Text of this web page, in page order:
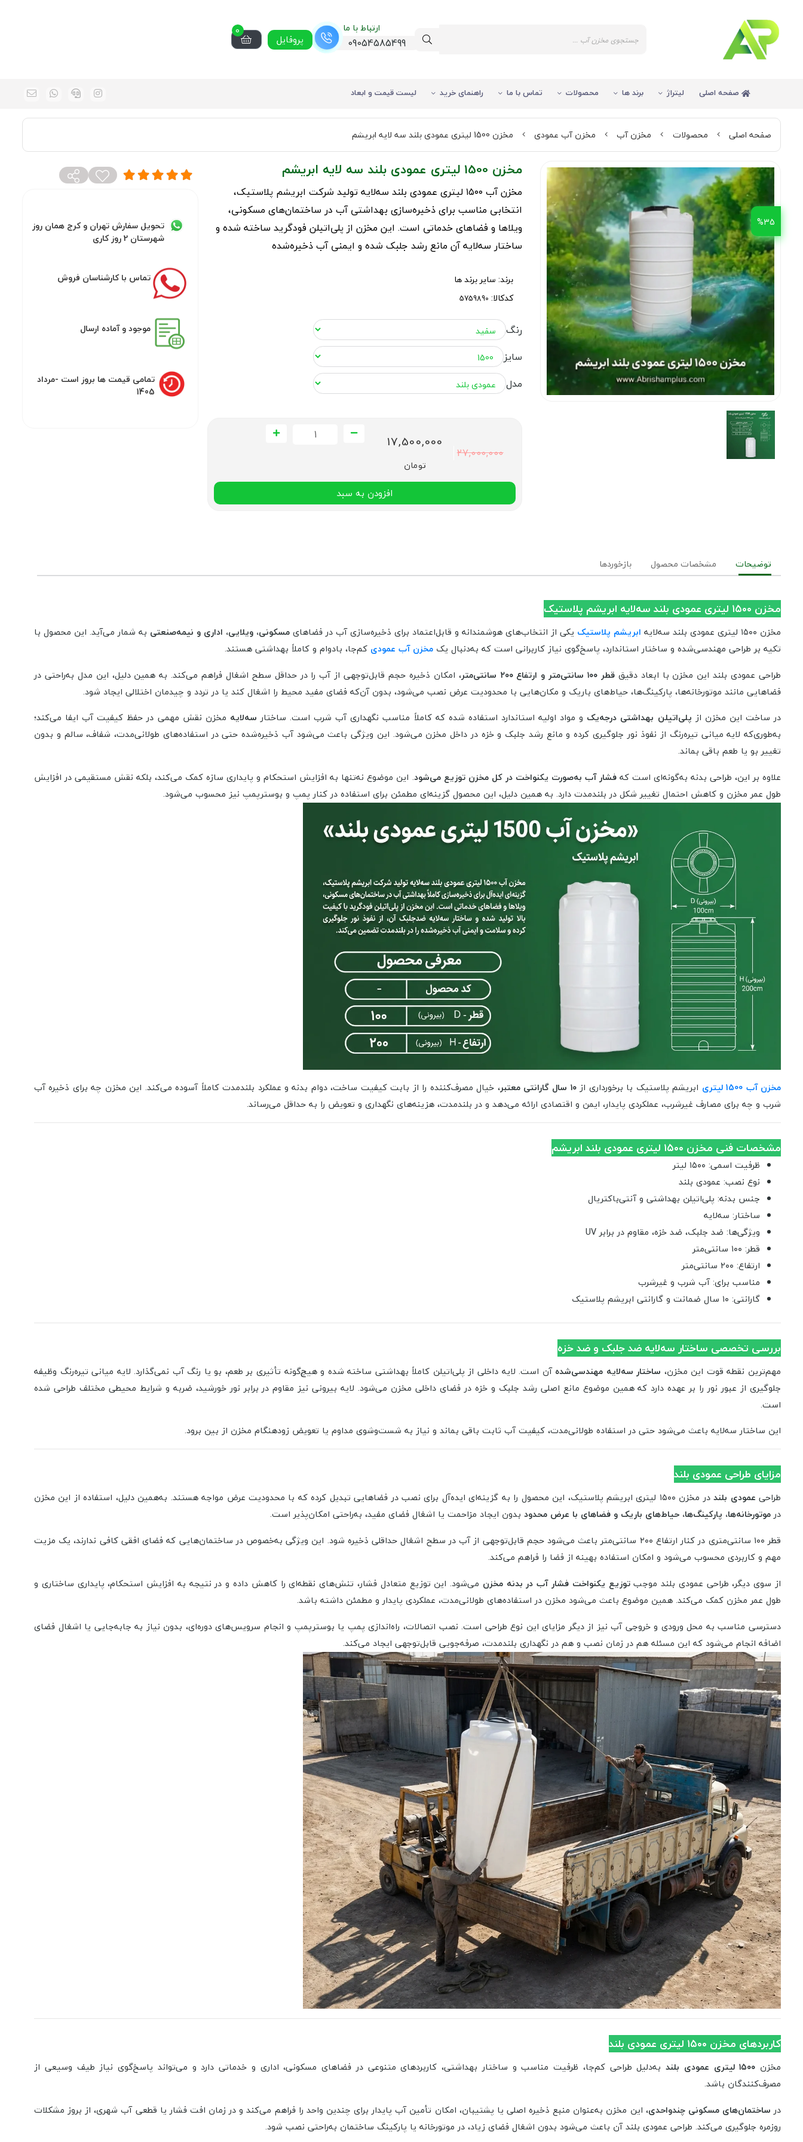
ارتباط با ما
09054585499 پروفایل
0
صفحه اصلی لیتراژ برند ها محصولات تماس با ما راهنمای خرید لیست قیمت و ابعاد
صفحه اصلی محصولات مخزن آب مخزن آب عمودی مخزن 1500 لیتری عمودی بلند سه لایه ابریشم
%35
مخزن 1500 لیتری عمودی بلند سه لایه ابریشم
مخزن آب ۱۵۰۰ لیتری عمودی بلند سه‌لایه تولید شرکت ابریشم پلاستیک،
انتخابی مناسب برای ذخیره‌سازی بهداشتی آب در ساختمان‌های مسکونی،
ویلاها و فضاهای خدماتی است. این مخزن از پلی‌اتیلن فودگرید ساخته شده و
ساختار سه‌لایه آن مانع رشد جلبک شده و ایمنی آب ذخیره‌شده
برند: سایر برند ها
کدکالا:
رنگ
سایز
مدل
27,000,000
17,500,000
تومان
افزودن به سبد
تحویل سفارش تهران و کرج همان روز
شهرستان 2 روز کاری
تماس با کارشناسان فروش
موجود و آماده ارسال
تمامی قیمت ها بروز است -مرداد
1405
توضیحات مشخصات محصول بازخوردها
مخزن ۱۵۰۰ لیتری عمودی بلند سه‌لایه ابریشم پلاستیک
مخزن ۱۵۰۰ لیتری عمودی بلند سه‌لایه ابریشم پلاستیک یکی از انتخاب‌های هوشمندانه و قابل‌اعتماد برای ذخیره‌سازی آب در فضاهای مسکونی، ویلایی، اداری و نیمه‌صنعتی به شمار می‌آید. این محصول با
تکیه بر طراحی مهندسی‌شده و ساختار استاندارد، پاسخ‌گوی نیاز کاربرانی است که به‌دنبال یک مخزن آب عمودی کم‌جا، بادوام و کاملاً بهداشتی هستند.
طراحی عمودی بلند این مخزن با ابعاد دقیققطر ۱۰۰ سانتی‌متر و ارتفاع ۲۰۰ سانتی‌متر
، امکان ذخیره حجم قابل‌توجهی از آب را در حداقل سطح اشغال فراهم می‌کند. به همین دلیل، این مدل به‌راحتی در
فضاهایی مانند موتورخانه‌ها، پارکینگ‌ها، حیاط‌های باریک و مکان‌هایی با محدودیت عرض نصب می‌شود، بدون آن‌که فضای مفید محیط را اشغال کند یا در تردد و چیدمان اختلالی ایجاد شود.
در ساخت این مخزن از پلی‌اتیلن بهداشتی درجه‌یک و مواد اولیه استاندارد استفاده شده که کاملاً مناسب نگهداری آب شرب است. ساختار سه‌لایه مخزن نقش مهمی در حفظ کیفیت آب ایفا می‌کند؛
به‌طوری‌که لایه میانی تیره‌رنگ از نفوذ نور جلوگیری کرده و مانع رشد جلبک و خزه در داخل مخزن می‌شود. این ویژگی باعث می‌شود آب ذخیره‌شده حتی در استفاده‌های طولانی‌مدت، شفاف، سالم و بدون
تغییر بو یا طعم باقی بماند.
علاوه بر این، طراحی بدنه به‌گونه‌ای است کهفشار آب به‌صورت یکنواخت در کل مخزن توزیع می‌شود. این موضوع نه‌تنها به افزایش استحکام و پایداری سازه کمک می‌کند، بلکه نقش مستقیمی در افزایش
طول عمر مخزن و کاهش احتمال تغییر شکل در بلندمدت دارد. به همین دلیل، این محصول گزینه‌ای مطمئن برای استفاده در کنار پمپ و بوسترپمپ نیز محسوب می‌شود.
مخزن آب 1500 لیتری ابریشم پلاستیک با برخورداری از۱۰ سال گارانتی معتبر
، خیال مصرف‌کننده را از بابت کیفیت ساخت، دوام بدنه و عملکرد بلندمدت کاملاً آسوده می‌کند. این مخزن چه برای ذخیره آب
شرب و چه برای مصارف غیرشرب، عملکردی پایدار، ایمن و اقتصادی ارائه می‌دهد و در بلندمدت، هزینه‌های نگهداری و تعویض را به حداقل می‌رساند.
مشخصات فنی مخزن ۱۵۰۰ لیتری عمودی بلند ابریشم
ظرفیت اسمی: ۱۵۰۰ لیتر
نوع نصب: عمودی بلند
جنس بدنه: پلی‌اتیلن بهداشتی و آنتی‌باکتریال
ساختار: سه‌لایه
ویژگی‌ها: ضد جلبک، ضد خزه، مقاوم در برابر UV
قطر: ۱۰۰ سانتی‌متر
ارتفاع: ۲۰۰ سانتی‌متر
مناسب برای: آب شرب و غیرشرب
گارانتی: ۱۰ سال ضمانت و گارانتی ابریشم پلاستیک
بررسی تخصصی ساختار سه‌لایه ضد جلبک و ضد خزه
مهم‌ترین نقطه قوت این مخزن، ساختار سه‌لایه مهندسی‌شده آن است. لایه داخلی از پلی‌اتیلن کاملاً بهداشتی ساخته شده و هیچ‌گونه تأثیری بر طعم، بو یا رنگ آب نمی‌گذارد. لایه میانی تیره‌رنگ وظیفه
جلوگیری از عبور نور را بر عهده دارد که همین موضوع مانع اصلی رشد جلبک و خزه در فضای داخلی مخزن می‌شود. لایه بیرونی نیز مقاوم در برابر نور خورشید، ضربه و شرایط محیطی مختلف طراحی شده
است.
این ساختار سه‌لایه باعث می‌شود حتی در استفاده طولانی‌مدت، کیفیت آب ثابت باقی بماند و نیاز به شست‌وشوی مداوم یا تعویض زودهنگام مخزن از بین برود.
مزایای طراحی عمودی بلند
طراحی عمودی بلند
در مخزن ۱۵۰۰ لیتری ابریشم پلاستیک، این محصول را به گزینه‌ای ایده‌آل برای نصب در فضاهایی تبدیل کرده که با محدودیت عرض مواجه هستند. به‌همین دلیل، استفاده از این مخزن
درموتورخانه‌ها، پارکینگ‌ها، حیاط‌های باریک و فضاهای با عرض محدود بدون ایجاد مزاحمت یا اشغال فضای مفید، به‌راحتی امکان‌پذیر است.
قطر ۱۰۰ سانتی‌متری در کنار ارتفاع ۲۰۰ سانتی‌متر باعث می‌شود حجم قابل‌توجهی از آب در سطح اشغال حداقلی ذخیره شود. این ویژگی به‌خصوص در ساختمان‌هایی که فضای افقی کافی ندارند، یک مزیت
مهم و کاربردی محسوب می‌شود و امکان استفاده بهینه از فضا را فراهم می‌کند.
از سوی دیگر، طراحی عمودی بلند موجبتوزیع یکنواخت فشار آب در بدنه مخزن می‌شود. این توزیع متعادل فشار، تنش‌های نقطه‌ای را کاهش داده و در نتیجه به افزایش استحکام، پایداری ساختاری و
طول عمر مخزن کمک می‌کند. همین موضوع باعث می‌شود مخزن در استفاده‌های طولانی‌مدت، عملکردی پایدار و مطمئن داشته باشد.
دسترسی مناسب به محل ورودی و خروجی آب نیز از دیگر مزایای این نوع طراحی است. نصب اتصالات، راه‌اندازی پمپ یا بوسترپمپ و انجام سرویس‌های دوره‌ای، بدون نیاز به جابه‌جایی یا اشغال فضای
اضافه انجام می‌شود که این مسئله هم در زمان نصب و هم در نگهداری بلندمدت، صرفه‌جویی قابل‌توجهی ایجاد می‌کند.
کاربردهای مخزن ۱۵۰۰ لیتری عمودی بلند
مخزن ۱۵۰۰ لیتری عمودی بلند
به‌دلیل طراحی کم‌جا، ظرفیت مناسب و ساختار بهداشتی، کاربردهای متنوعی در فضاهای مسکونی، اداری و خدماتی دارد و می‌تواند پاسخ‌گوی نیاز طیف وسیعی از
مصرف‌کنندگان باشد.
در ساختمان‌های مسکونی چندواحدی، این مخزن به‌عنوان منبع ذخیره اصلی یا پشتیبان، امکان تأمین آب پایدار برای چندین واحد را فراهم می‌کند و در زمان افت فشار یا قطعی آب شهری، از بروز مشکلات
روزمره جلوگیری می‌کند. طراحی عمودی بلند آن باعث می‌شود بدون اشغال فضای زیاد، در موتورخانه یا پارکینگ ساختمان به‌راحتی نصب شود.